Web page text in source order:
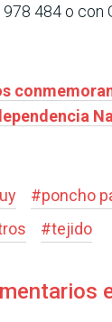
484 o con
#poncho
#tejido